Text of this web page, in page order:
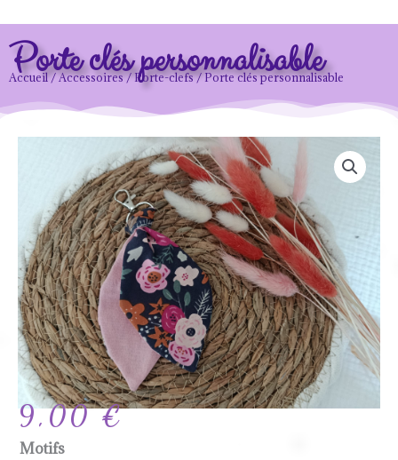
Porte clés personnalisable
Accueil/Accessoires/Porte-clefs/ Porte clés personnalisable
9,00€
Motifs
quantité